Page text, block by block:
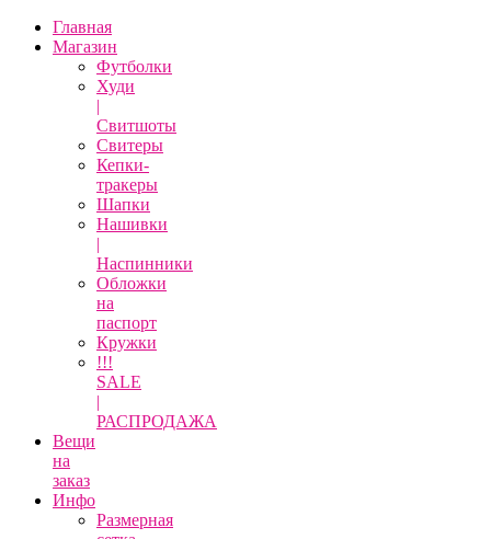
Главная
Магазин
Футболки
Худи
|
Свитшоты
Свитеры
Кепки-
тракеры
Шапки
Нашивки
|
Наспинники
Обложки
на
паспорт
Кружки
!!!
SALE
|
РАСПРОДАЖА
Вещи
на
заказ
Инфо
Размерная